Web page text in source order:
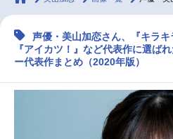
マンガ・ラノベ ゲーム・アプリ
配信・Vtuber
声優・美山加恋さん、『キラ
『アイカツ！』など代表作に選ば
ー代表作まとめ（2020年版）